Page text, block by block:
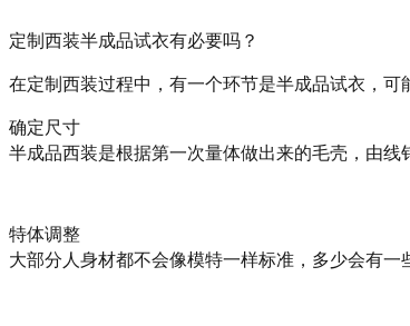
定制西装半成品试衣有必要吗？
在定制西装过程中，有一个环节是半成品试衣，可
确定尺寸
半成品西装是根据第一次量体做出来的毛壳，由
特体调整
大部分人身材都不会像模特一样标准，多少会有